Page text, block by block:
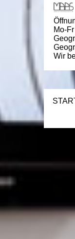
Mo-
Wir